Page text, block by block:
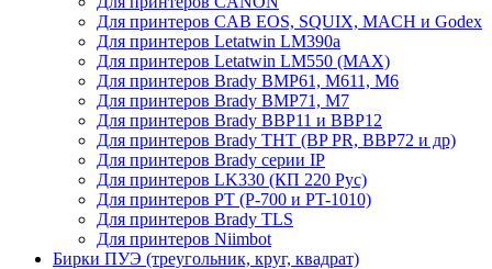
Для принтеров CAB EOS, SQUIX, MACH и Godex
Для принтеров Letatwin LM390a
Для принтеров Letatwin LM550 (MAX)
Для принтеров Brady BMP61, M611, M6
Для принтеров Brady BMP71, M7
Для принтеров Brady BBP11 и BBP12
Для принтеров Brady THT (BP PR, BBP72 и др)
Для принтеров Brady серии IP
Для принтеров LK330 (КП 220 Рус)
Для принтеров PT (P-700 и PT-1010)
Для принтеров Brady TLS
Для принтеров Niimbot
Бирки ПУЭ (треугольник, круг, квадрат)